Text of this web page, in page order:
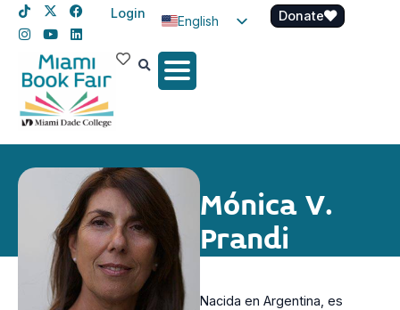
Login
English
Spanish
Donate
Mónica V.
Prandi
Nacida en Argentina, es